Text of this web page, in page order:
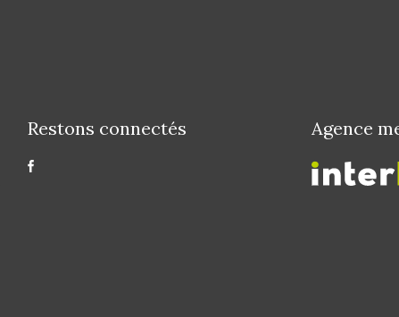
Restons connectés Agence